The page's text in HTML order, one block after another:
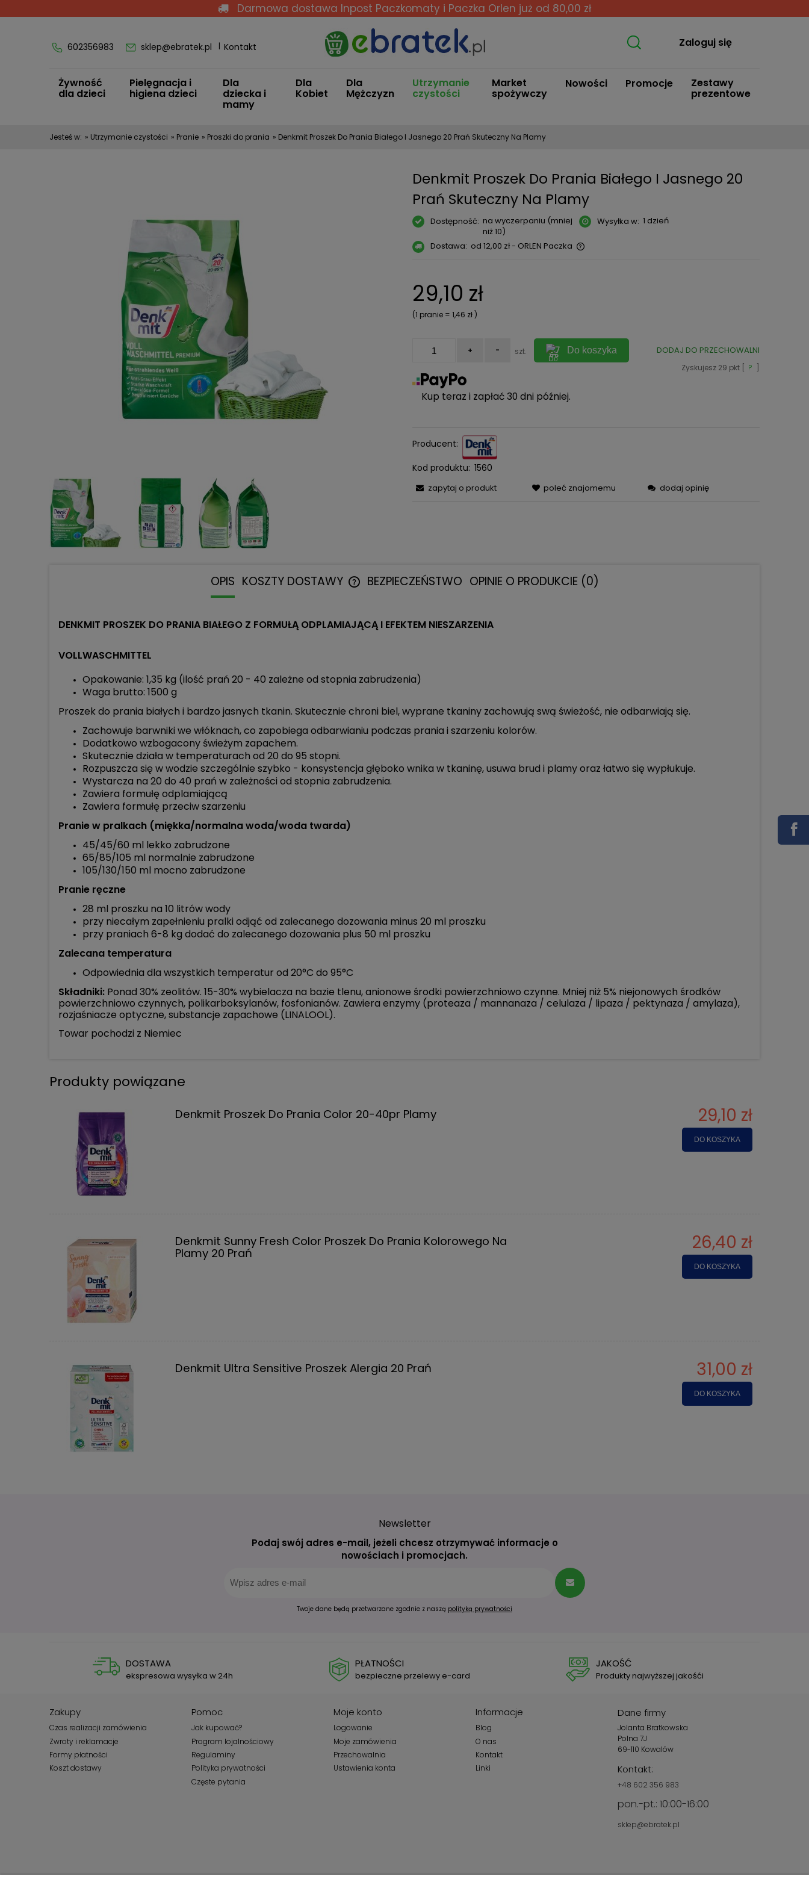
Darmowa dostawa Inpost Paczkomaty i Paczka Orlen już od 80,00 zł
602356983 sklep@ebratek.pl Kontakt Zaloguj się
Żywność
dla dzieci
Pielęgnacja i
higiena dzieci
Dla
dziecka i
mamy
Dla
Kobiet
Dla
Mężczyzn
Utrzymanie
czystości
Market
spożywczy
Nowości Promocje Zestawy
prezentowe
Jesteś w: » Utrzymanie czystości » Pranie » Proszki do prania » Denkmit Proszek Do Prania Białego I Jasnego 20 Prań Skuteczny Na Plamy
Denkmit Proszek Do Prania Białego I Jasnego 20
Prań Skuteczny Na Plamy
Dostępność: na wyczerpaniu (mniej
niż 10)
Wysyłka w: 1 dzień
Dostawa: od 12,00 zł- ORLEN Paczka
kosztów płatności
29,10 zł
(1 pranie= 1,46 zł )
+ - szt. Do koszyka DODAJ DO PRZECHOWALNI
Zyskujesz 29 pkt [ ?
Kup teraz i zapłać 30 dni później.
Producent:
Kod produktu: 1560
zapytaj o produkt poleć znajomemu dodaj opinię
OPIS KOSZTY DOSTAWY
KOSZTÓW PŁATNOŚCI
BEZPIECZEŃSTWO OPINIE O PRODUKCIE (0)
DENKMIT PROSZEK DO PRANIA BIAŁEGO Z FORMUŁĄ ODPLAMIAJĄCĄ I EFEKTEM NIESZARZENIA
VOLLWASCHMITTEL
Opakowanie: 1,35 kg (ilość prań 20 - 40 zależne od stopnia zabrudzenia)
Waga brutto: 1500 g
Proszek do prania białych i bardzo jasnych tkanin. Skutecznie chroni biel, wyprane tkaniny zachowują swą świeżość, nie odbarwiają się.
Zachowuje barwniki we włóknach, co zapobiega odbarwianiu podczas prania i szarzeniu kolorów.
Dodatkowo wzbogacony świeżym zapachem.
Skutecznie działa w temperaturach od 20 do 95 stopni.
Rozpuszcza się w wodzie szczególnie szybko - konsystencja głęboko wnika w tkaninę, usuwa brud i plamy oraz łatwo się wypłukuje.
Wystarcza na 20 do 40 prań w zależności od stopnia zabrudzenia.
Zawiera formułę odplamiającą
Zawiera formułę przeciw szarzeniu
Pranie w pralkach (miękka/normalna woda/woda twarda)
45/45/60 ml lekko zabrudzone
65/85/105 ml normalnie zabrudzone
105/130/150 ml mocno zabrudzone
Pranie ręczne
28 ml proszku na 10 litrów wody
przy niecałym zapełnieniu pralki odjąć od zalecanego dozowania minus 20 ml proszku
przy praniach 6-8 kg dodać do zalecanego dozowania plus 50 ml proszku
Zalecana temperatura
Odpowiednia dla wszystkich temperatur od 20°C do 95°C
Składniki: Ponad 30% zeolitów. 15-30% wybielacza na bazie tlenu, anionowe środki powierzchniowo czynne. Mniej niż 5% niejonowych środków
powierzchniowo czynnych, polikarboksylanów, fosfonianów. Zawiera enzymy (proteaza / mannanaza / celulaza / lipaza / pektynaza / amylaza),
rozjaśniacze optyczne, substancje zapachowe (LINALOOL).
Towar pochodzi z Niemiec
Produkty powiązane
Denkmit Proszek Do Prania Color 20-40pr Plamy 29,10 zł
DO KOSZYKA
Denkmit Sunny Fresh Color Proszek Do Prania Kolorowego Na
Plamy 20 Prań
26,40 zł
DO KOSZYKA
Denkmit Ultra Sensitive Proszek Alergia 20 Prań 31,00 zł
DO KOSZYKA
Newsletter
Podaj swój adres e-mail, jeżeli chcesz otrzymywać informacje o
nowościach i promocjach.
Twoje dane będą przetwarzane zgodnie z naszą polityką prywatności
DOSTAWA
ekspresowa wysyłka w 24h
PŁATNOŚCI
bezpieczne przelewy e-card
JAKOŚĆ
Produkty najwyższej jakośći
Zakupy
Czas realizacji zamówienia
Zwroty i reklamacje
Formy płatności
Koszt dostawy
Pomoc
Jak kupować?
Program lojalnościowy
Regulaminy
Polityka prywatności
Częste pytania
Moje konto
Logowanie
Moje zamówienia
Przechowalnia
Ustawienia konta
Informacje
Blog
O nas
Kontakt
Linki
Dane firmy
Jolanta Bratkowska
Polna 7J
69-110 Kowalów
Kontakt:
+48 602 356 983
pon.-pt.: 10:00-16:00
sklep@ebratek.pl